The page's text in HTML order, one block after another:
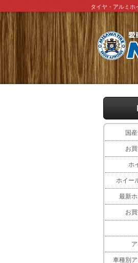
タイヤ・アルミホ
国
お
ホ
ホイー
最新
お
車種別